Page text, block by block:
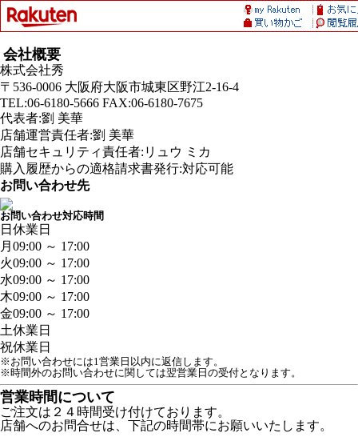
会社概要
株式会社秀
〒536-0006 大阪府大阪市城東区野江2-16-4
TEL:06-6180-5666 FAX:06-6180-7675
代表者:劉 美華
店舗運営責任者:劉 美華
店舗セキュリティ責任者:リュウ ミカ
購入履歴からの適格請求書発行:対応可能
お問い合わせ先
お問い合わせ対応時間
日 休業日
月 09:00 ～ 17:00
火09:00 ～ 17:00
水09:00 ～ 17:00
木09:00 ～ 17:00
金09:00 ～ 17:00
土休業日
祝休業日
※お問い合わせには1営業日以内に返信します。
※時間外のお問い合わせに関しては翌営業日の受付となります。
営業時間について
ご注文は２４時間受け付けております。
店舗へのお問合せは、下記の時間帯にお願いいたします。